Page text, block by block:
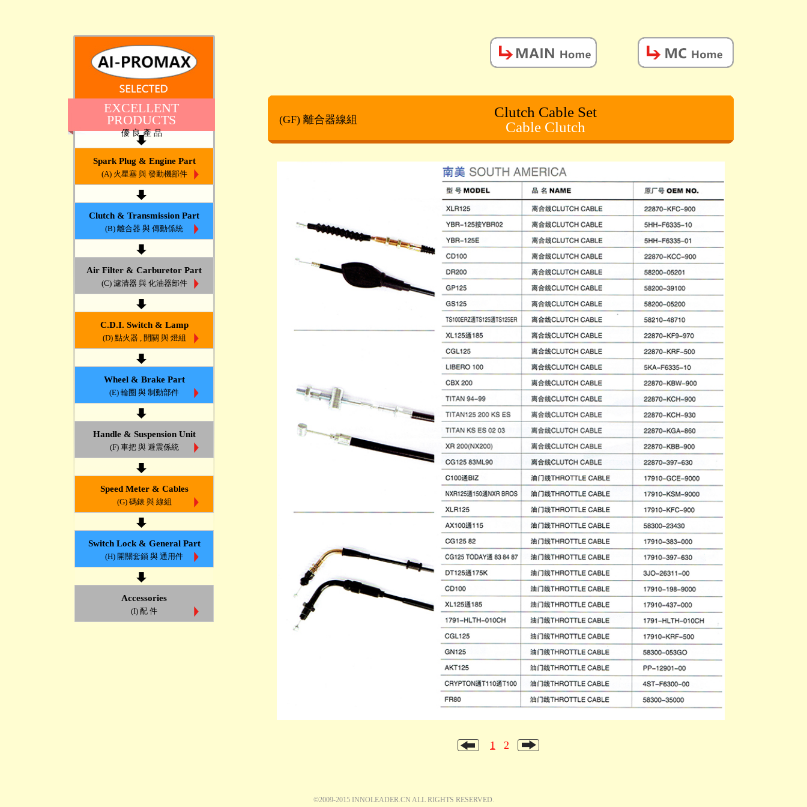
EXCELLENT
PRODUCTS
優 良 產 品
Spark Plug & Engine Part
(A) 火星塞 與 發動機部件
Clutch & Transmission Part
(B) 離合器 與 傳動係統
Air Filter & Carburetor Part
(C) 濾清器 與 化油器部件
C.D.I. Switch & Lamp
(D) 點火器 , 開關 與 燈組
Wheel & Brake Part
(E) 輪圈 與 制動部件
Handle & Suspension Unit
(F) 車把 與 避震係統
Speed Meter & Cables
(G) 碼錶 與 線組
Switch Lock & General Part
(H) 開關套鎖 與 通用件
Accessories
(I) 配 件
(GF) 離合器線組
Clutch Cable Set
Cable Clutch
1 2
©2009-2015 INNOLEADER.CN ALL RIGHTS RESERVED.